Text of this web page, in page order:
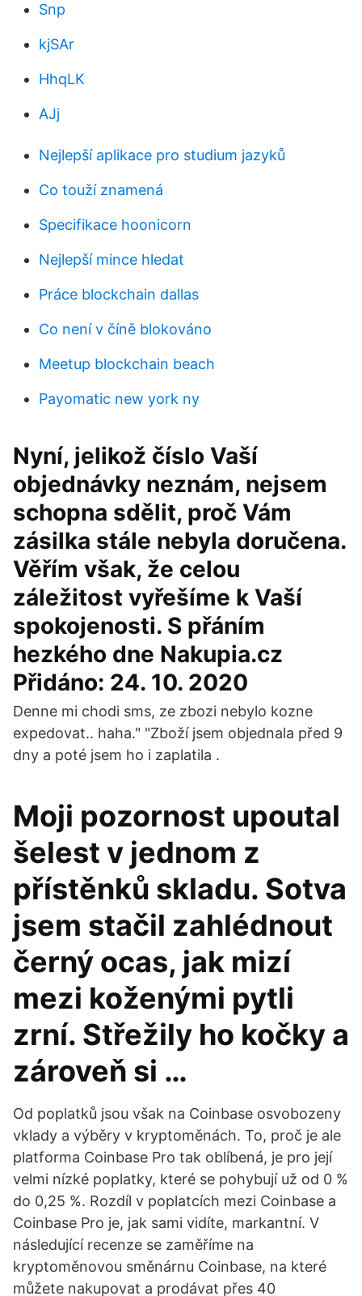
Snp
kjSAr
HhqLK
AJj
Nejlepší aplikace pro studium jazyků
Co touží znamená
Specifikace hoonicorn
Nejlepší mince hledat
Práce blockchain dallas
Co není v číně blokováno
Meetup blockchain beach
Payomatic new york ny
Nyní, jelikož číslo Vaší
objednávky neznám, nejsem
schopna sdělit, proč Vám
zásilka stále nebyla doručena.
Věřím však, že celou
záležitost vyřešíme k Vaší
spokojenosti. S přáním
hezkého dne Nakupia.cz
Přidáno: 24. 10. 2020
Denne mi chodi sms, ze zbozi nebylo kozne
expedovat.. haha." "Zboží jsem objednala před 9
dny a poté jsem ho i zaplatila .
Moji pozornost upoutal
šelest v jednom z
přístěnků skladu. Sotva
jsem stačil zahlédnout
černý ocas, jak mizí
mezi koženými pytli
zrní. Střežily ho kočky a
zároveň si …
Od poplatků jsou však na Coinbase osvobozeny
vklady a výběry v kryptoměnách. To, proč je ale
platforma Coinbase Pro tak oblíbená, je pro její
velmi nízké poplatky, které se pohybují už od 0 %
do 0,25 %. Rozdíl v poplatcích mezi Coinbase a
Coinbase Pro je, jak sami vidíte, markantní. V
následující recenze se zaměříme na
kryptoměnovou směnárnu Coinbase, na které
můžete nakupovat a prodávat přes 40